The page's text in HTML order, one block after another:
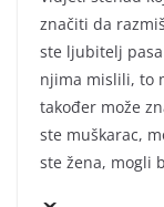
značiti da
ste ljubitelj
njima mislili, to
također može
ste muškarac,
ste žena, mogli